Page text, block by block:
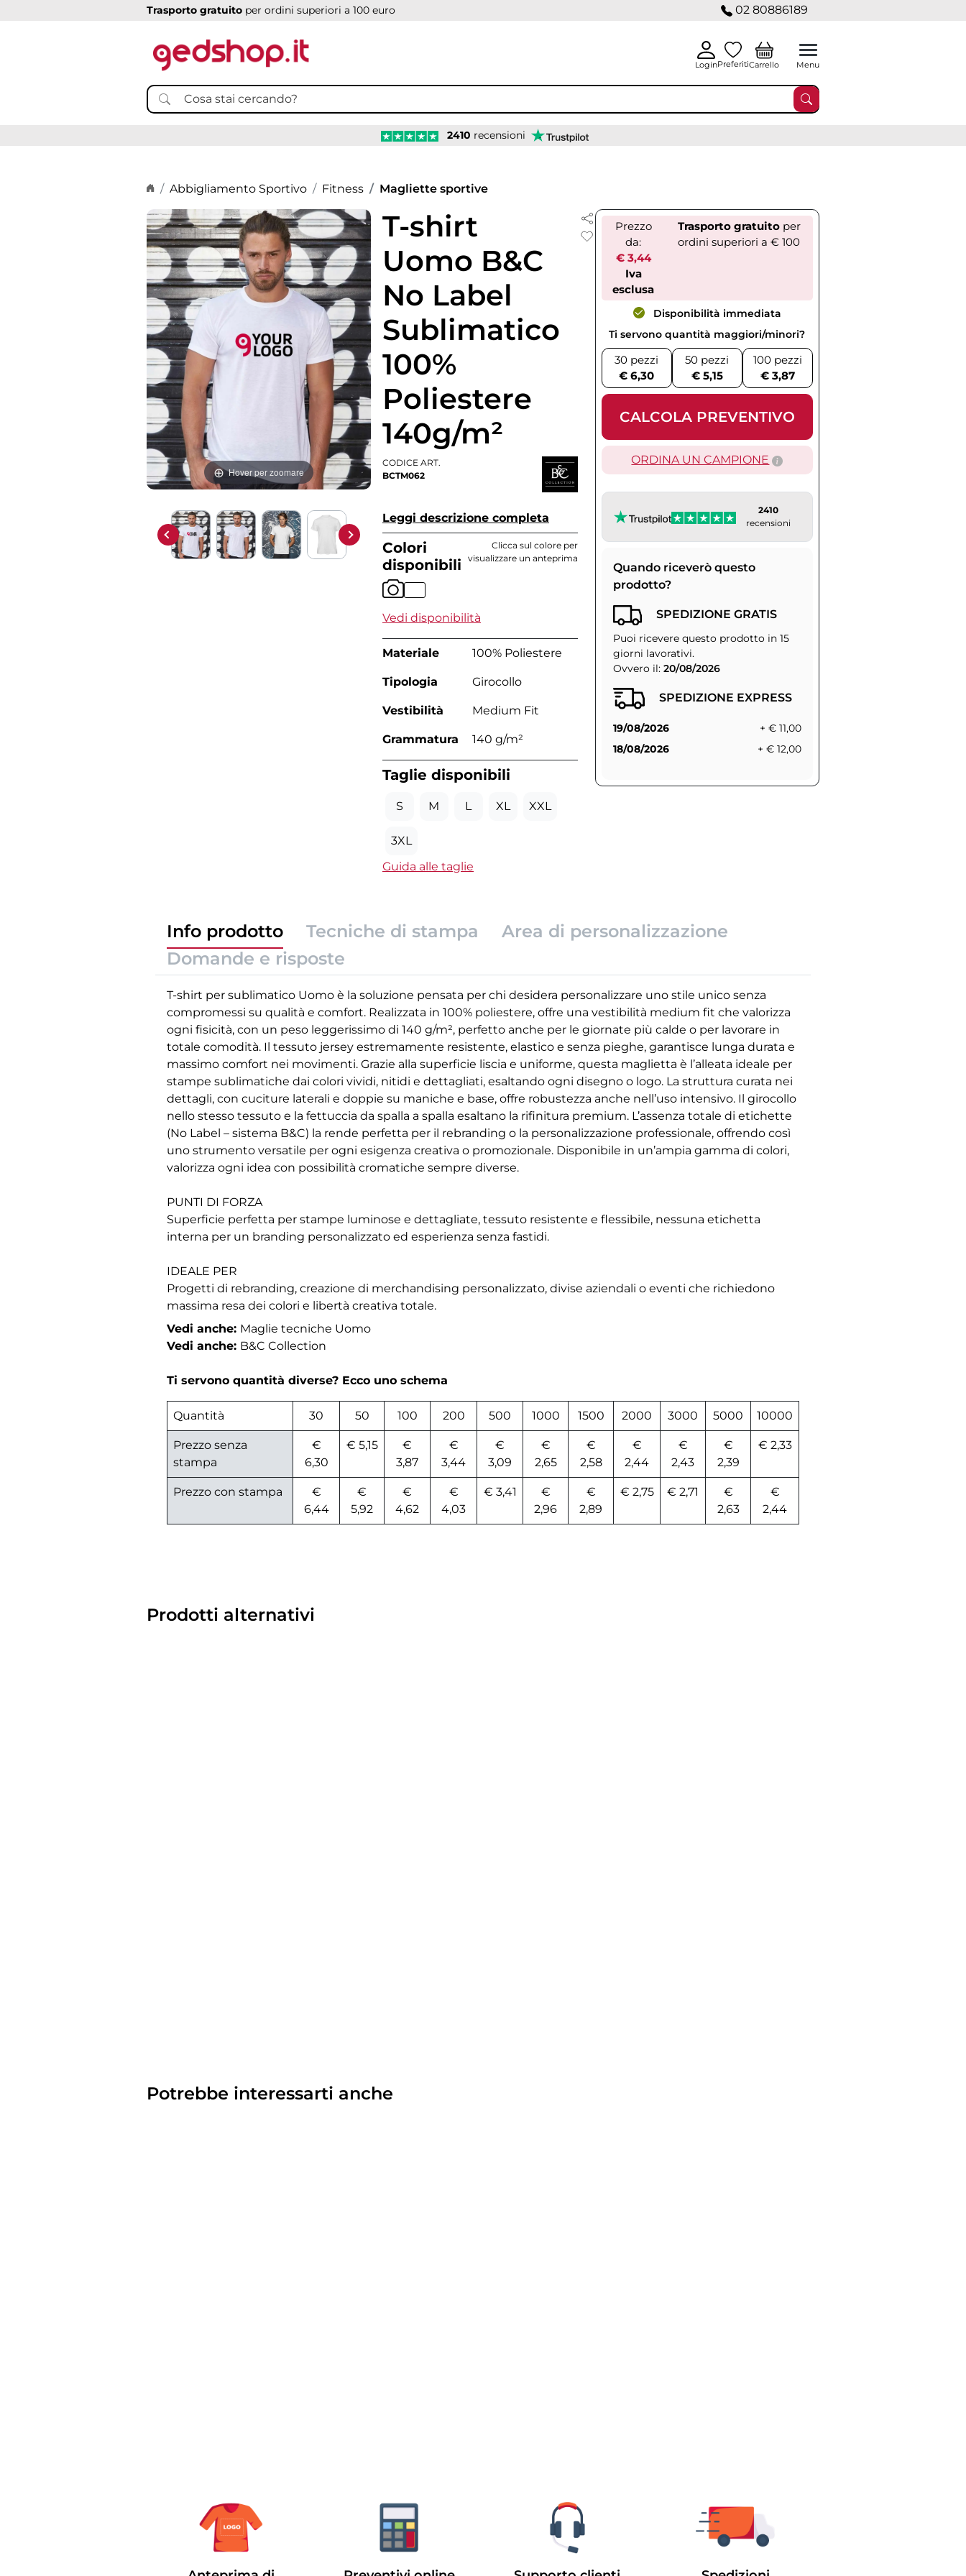
Trasporto gratuito per ordini superiori a 100 euro 02 80886189
LoginPreferitiCarrello Menu
2410 recensioni
Home page
Abbigliamento Sportivo Fitness Magliette sportive
Hover per zoomare
T-shirt
Uomo B&C
No Label
Sublimatico
100%
Poliestere
140g/m²
CODICE ART.
BCTM062
Leggi descrizione completa
Colori
disponibili
Clicca sul colore per
visualizzare un anteprima
Vedi disponibilità
Materiale 100% Poliestere
Tipologia Girocollo
Vestibilità Medium Fit
Grammatura 140 g/m²
Taglie disponibili
S M L XL XXL
3XL
Guida alle taglie
Prezzo
da:
€ 3,44
Iva
esclusa
Trasporto gratuitoper
ordini superiori a € 100
Disponibilità immediata
Ti servono quantità maggiori/minori?
30 pezzi
€ 6,30
50 pezzi
€ 5,15
100 pezzi
€ 3,87
CALCOLA PREVENTIVO
ORDINA UN CAMPIONE
2410
recensioni
Quando riceverò questo
prodotto?
SPEDIZIONE GRATIS
Puoi ricevere questo prodotto in 15
giorni lavorativi.
Ovvero il: 20/08/2026
SPEDIZIONE EXPRESS
19/08/2026
+ € 11,00
18/08/2026
+ € 12,00
Info prodotto Tecniche di stampa
Area di personalizzazione
Domande e risposte
T-shirt per sublimatico Uomo è la soluzione pensata per chi desidera personalizzare uno stile unico senza
compromessi su qualità e comfort. Realizzata in 100% poliestere, offre una vestibilità medium fit che valorizza
ogni fisicità, con un peso leggerissimo di 140 g/m², perfetto anche per le giornate più calde o per lavorare in
totale comodità. Il tessuto jersey estremamente resistente, elastico e senza pieghe, garantisce lunga durata e
massimo comfort nei movimenti. Grazie alla superficie liscia e uniforme, questa maglietta è l’alleata ideale per
stampe sublimatiche dai colori vividi, nitidi e dettagliati, esaltando ogni disegno o logo. La struttura curata nei
dettagli, con cuciture laterali e doppie su maniche e base, offre robustezza anche nell’uso intensivo. Il girocollo
nello stesso tessuto e la fettuccia da spalla a spalla esaltano la rifinitura premium. L’assenza totale di etichette
(No Label – sistema B&C) la rende perfetta per il rebranding o la personalizzazione professionale, offrendo così
uno strumento versatile per ogni esigenza creativa o promozionale. Disponibile in un’ampia gamma di colori,
valorizza ogni idea con possibilità cromatiche sempre diverse.
PUNTI DI FORZA
Superficie perfetta per stampe luminose e dettagliate, tessuto resistente e flessibile, nessuna etichetta
interna per un branding personalizzato ed esperienza senza fastidi.
IDEALE PER
Progetti di rebranding, creazione di merchandising personalizzato, divise aziendali o eventi che richiedono
massima resa dei colori e libertà creativa totale.
Vedi anche: Maglie tecniche Uomo
Vedi anche: B&C Collection
Ti servono quantità diverse? Ecco uno schema
Quantità 30 50 100 200 500 1000 1500 2000 3000 5000 10000
Prezzo senza
stampa
€
6,30
€ 5,15
€
3,87
€
3,44
€
3,09
€
2,65
€
2,58
€
2,44
€
2,43
€
2,39
€ 2,33
Prezzo con stampa
€
6,44
€
5,92
€
4,62
€
4,03
€ 3,41
€
2,96
€
2,89
€ 2,75 € 2,71
€
2,63
€
2,44
Prodotti alternativi
Potrebbe interessarti anche